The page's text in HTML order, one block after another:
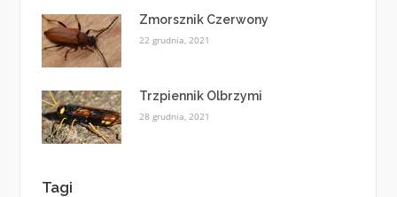
Zmorsznik Czerwony
22 grudnia, 2021
Trzpiennik Olbrzymi
28 grudnia, 2021
Tagi